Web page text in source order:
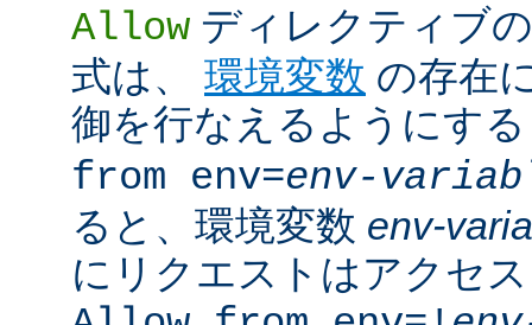
Allow ディレクティブ
式は、 環境変数 の存在
御を行なえるようにす
from env=env-
ると、環境変数 env-
にリクエストはアクセ